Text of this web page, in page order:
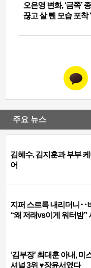
오은영 변화, ‘금쪽’
끊고 살 뺀 모습 포착
주요 뉴스
김혜수, 김지훈과 부부 케
어
지퍼 스르륵 내리더니‥
“왜 저래vs이게 워터밤”
‘김부장’ 최대훈 아내,
셔널 3위 ♥장윤서였다